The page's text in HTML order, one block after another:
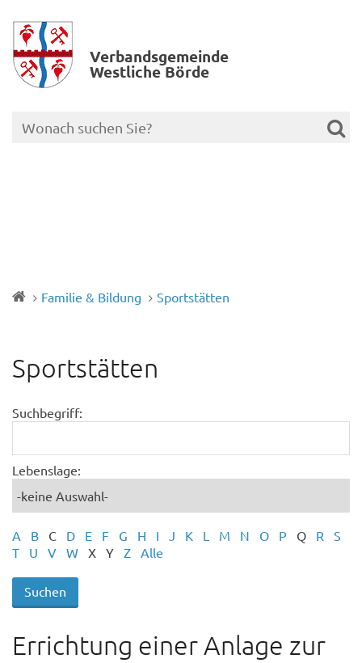
Verbands­gemeinde
Westliche Börde
Familie & Bildung Sportstätten
Sportstätten
Suchbegriff:
Lebenslage:
A B C D E F G H I J K L M N O P Q R
S
T
U V W X Y Z Alle
Errichtung einer Anlage zur